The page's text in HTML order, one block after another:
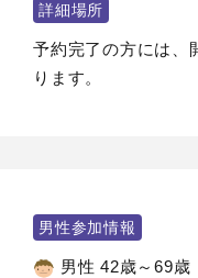
詳細場所
予約完了の方には、
ります。
男性参加情報
男性 42歳～69歳